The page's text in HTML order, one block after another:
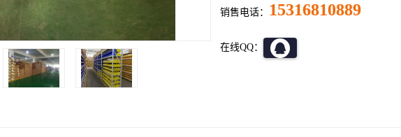
销售电话： 15316810889
在线QQ：